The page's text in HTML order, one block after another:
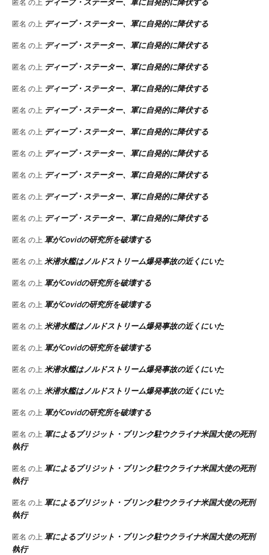
匿名 の上 ディープ・ステーター、軍に自発的に降伏する
匿名 の上 ディープ・ステーター、軍に自発的に降伏する
匿名 の上 ディープ・ステーター、軍に自発的に降伏する
匿名 の上 ディープ・ステーター、軍に自発的に降伏する
匿名 の上 ディープ・ステーター、軍に自発的に降伏する
匿名 の上 ディープ・ステーター、軍に自発的に降伏する
匿名 の上 ディープ・ステーター、軍に自発的に降伏する
匿名 の上 ディープ・ステーター、軍に自発的に降伏する
匿名 の上 ディープ・ステーター、軍に自発的に降伏する
匿名 の上 ディープ・ステーター、軍に自発的に降伏する
匿名 の上 軍がCovidの研究所を破壊する
匿名 の上 米潜水艦はノルドストリーム爆発事故の近くにいた
匿名 の上 軍がCovidの研究所を破壊する
匿名 の上 軍がCovidの研究所を破壊する
匿名 の上 米潜水艦はノルドストリーム爆発事故の近くにいた
匿名 の上 軍がCovidの研究所を破壊する
匿名 の上 米潜水艦はノルドストリーム爆発事故の近くにいた
匿名 の上 米潜水艦はノルドストリーム爆発事故の近くにいた
匿名 の上 軍がCovidの研究所を破壊する
匿名 の上 軍によるブリジット・ブリンク駐ウクライナ米国大使の死刑
執行
匿名 の上 軍によるブリジット・ブリンク駐ウクライナ米国大使の死刑
執行
匿名 の上 軍によるブリジット・ブリンク駐ウクライナ米国大使の死刑
執行
匿名 の上 軍によるブリジット・ブリンク駐ウクライナ米国大使の死刑
執行